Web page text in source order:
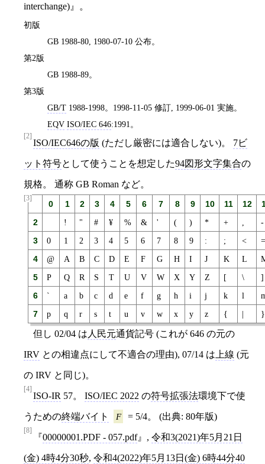
interchange)』。
初版
GB 1988-80, 1980-07-10 公布。
第2版
GB 1988-89。
第3版
GB/T 1988-1998。1998-11-05 修訂, 1999-06-01 実施。
EQV ISO/IEC 646:1991。
[2]
ISO/IEC646の版 (ただし厳密には適合しない)。 7ビ
ット符号として使うことを想定した94図形文字集合の
規格。 通称 GB Roman など。
[3]
0 1 2 3 4 5 6 7 8 9 10 11 12
2
! " # ¥ % & ' ( ) * +
-
3
0 1 2 3 4 5 6 7 8 9 : ; <
4
@ A B C D E F G H I J K L
5
P Q R S T U V W X Y Z [ \
]
6
` a b c d e f g h i j k l
7
p q r s t u v w x y z { | }
但し 02/04 は 人民元通貨記号 (これが 646 の元の
IRV との相違点にして不適合の理由), 07/14 は 上線 (元
の IRV と同じ)。
[4]
ISO-IR 57。 ISO/IEC 2022 の符号拡張法環境下で使
うための終端バイト F = 5/4。 (出典: 80年版)
[8]
00000001.PDF - 057.pdf , 令和3(2021)年5月21日
(金) 4時4分30秒, 令和4(2022)年5月13日(金) 6時44分40